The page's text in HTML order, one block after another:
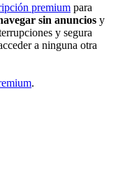
premium para
sin anuncios y
y segura
a ninguna otra
.